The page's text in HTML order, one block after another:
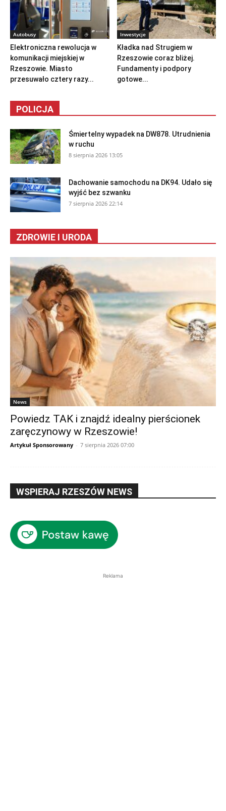
Autobusy
Elektroniczna rewolucja w
komunikacji miejskiej w
Rzeszowie. Miasto
przesuwało cztery razy...
Inwestycje
Kładka nad Strugiem w
Rzeszowie coraz bliżej.
Fundamenty i podpory
gotowe...
POLICJA
Śmiertelny wypadek na DW878. Utrudnienia
w ruchu
8 sierpnia 2026 13:05
Dachowanie samochodu na DK94. Udało się
wyjść bez szwanku
7 sierpnia 2026 22:14
ZDROWIE I URODA
News
Powiedz TAK i znajdź idealny pierścionek
zaręczynowy w Rzeszowie!
Artykuł Sponsorowany - 7 sierpnia 2026 07:00
WSPIERAJ RZESZÓW NEWS
Reklama